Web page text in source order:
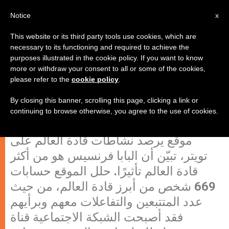
البابا فرنسيس أحد أكثر قادة العالم
تأثيرًا على تويتر!
موقع يرصد نشاطات قادة العالم على
تويتر، تبيّن أن البابا فرنسيس هو من أكثر
قادة العالم تأثيرًا. حلل الموقع حسابات
669 شخص من أبرز قادة العالم، من حيث
عدد المتتبعين والتفاعلات معهم وبرأيهم
فقد أصبحت الشبكة الاجتماعية قناة
x
Notice
This website or its third party tools use cookies, which are
necessary to its functioning and required to achieve the
purposes illustrated in the cookie policy. If you want to know
more or withdraw your consent to all or some of the cookies,
please refer to the cookie policy
By closing this banner, scrolling this page, clicking a link or
continuing to browse otherwise, you agree to the use of cookies.